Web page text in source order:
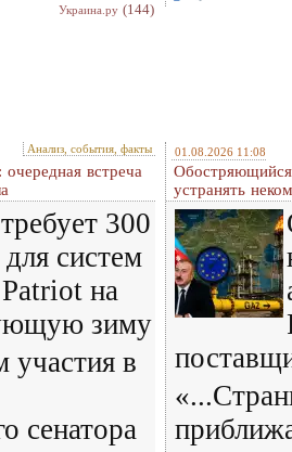
Украина.ру (144)
Анализ, события, факты
встреча
300
для систем
на
зиму
участия в
сенатора
01.08.2026 11:08
устранять